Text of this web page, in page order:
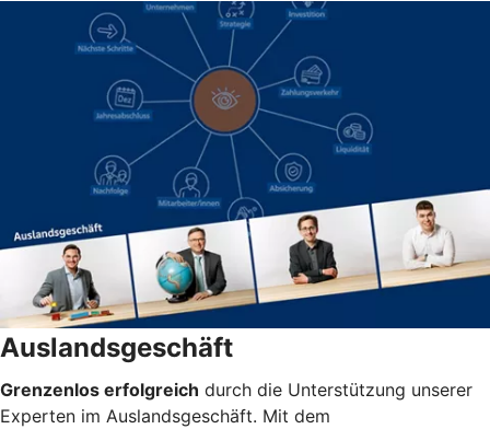
Auslandsgeschäft
Grenzenlos erfolgreich durch die Unterstützung unserer
Experten im Auslandsgeschäft. Mit dem